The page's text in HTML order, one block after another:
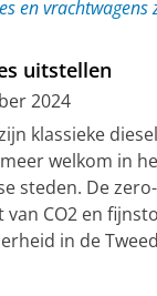
uitstellen
2024
klassieke
welkom in
steden. De
CO2 en
in de